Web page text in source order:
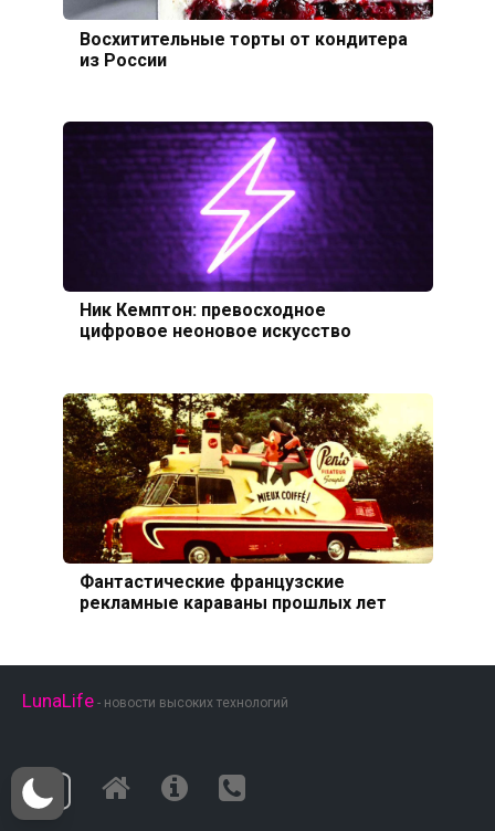
Восхитительные торты от кондитера
из России
Ник Кемптон: превосходное
цифровое неоновое искусство
Фантастические французские
рекламные караваны прошлых лет
LunaLife - новости высоких технологий
18+